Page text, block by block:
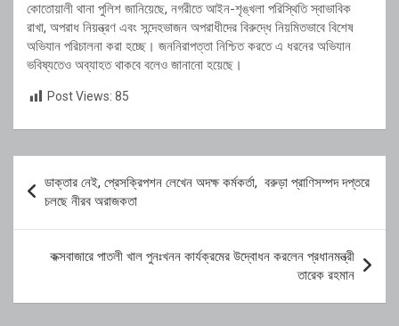
কোতোয়ালী থানা পুলিশ জানিয়েছে, নগরীতে আইন-শৃঙ্খলা পরিস্থিতি স্বাভাবিক
রাখা, অপরাধ নিয়ন্ত্রণ এবং সন্দেহভাজন অপরাধীদের বিরুদ্ধে নিয়মিতভাবে বিশেষ
অভিযান পরিচালনা করা হচ্ছে। জননিরাপত্তা নিশ্চিত করতে এ ধরনের অভিযান
ভবিষ্যতেও অব্যাহত থাকবে বলেও জানানো হয়েছে।
Post Views: 85
navigation
ডাক্তার নেই, প্রেসক্রিপশন লেখেন অদক্ষ কর্মকর্তা, বরুড়া প্রাণিসম্পদ দপ্তরে
চলছে নীরব অরাজকতা
কক্সবাজারে পাতলী খাল পুনঃখনন কার্যক্রমের উদ্বোধন করলেন প্রধানমন্ত্রী
তারেক রহমান